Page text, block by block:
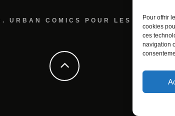
Pour offrir
cookies
ces
navigation
URBAN COMICS POUR LES